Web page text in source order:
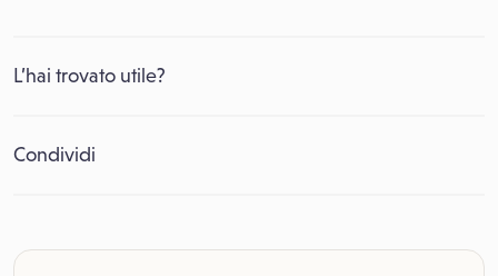
L’hai trovato utile?
Condividi